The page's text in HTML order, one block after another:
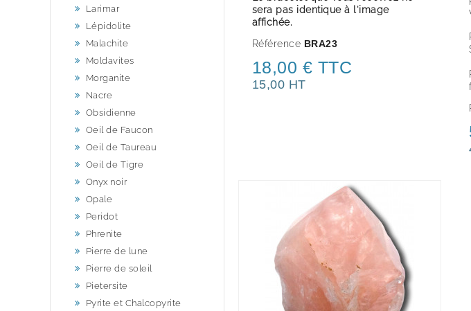
Larimar
Lépidolite
Malachite
Moldavites
Morganite
Nacre
Obsidienne
Oeil de Faucon
Oeil de Taureau
Oeil de Tigre
Onyx noir
Opale
Peridot
Phrenite
Pierre de lune
Pierre de soleil
Pietersite
Pyrite et Chalcopyrite
sera pas identique à l'image
affichée.
Référence BRA23
18,00 € TTC
15,00 HT